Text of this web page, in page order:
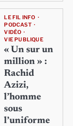
LE FIL INFO
PODCAST
VIDÉO
VIE PUBLIQUE
« Un sur un
million » :
Rachid
Azizi,
l’homme
sous
l’uniforme